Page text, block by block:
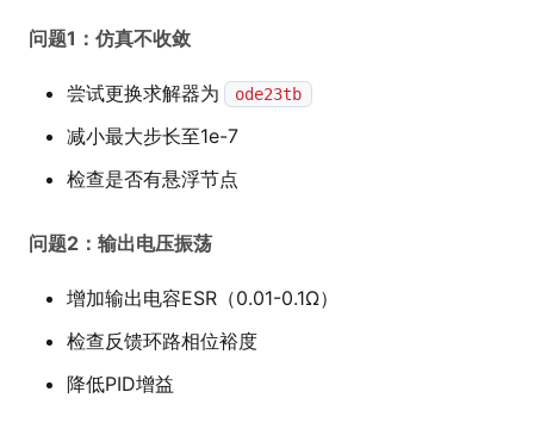
问题1：仿真不收敛
尝试更换求解器为 ode23tb
减小最大步长至1e-7
检查是否有悬浮节点
问题2：输出电压振荡
增加输出电容ESR（0.01-0.1Ω）
检查反馈环路相位裕度
降低PID增益